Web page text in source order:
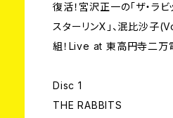
復活！宮沢正一の「ザ・ラ
スターリンX」、泯比沙子
組！Live at 東高円寺二
Disc 1
THE RABBITS